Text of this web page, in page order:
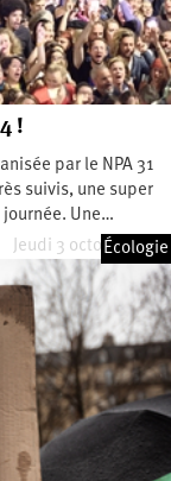
!
par le NPA 31
suivis, une super
Une…
Jeudi 3 octobre 2024
Écologie